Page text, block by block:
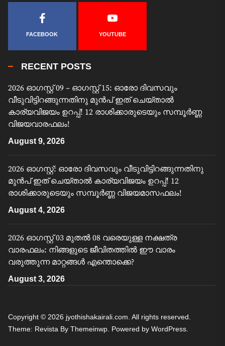
FACEBOOK YOUTUBE
RECENT POSTS
2026 ഓഗസ്റ്റ് 09 – ഓഗസ്റ്റ് 15: ഓരോ ദിവസവും
വീടുവിട്ടിറങ്ങുന്നതിനു മുൻപ് ഇത് ചെയ്താൽ
കാര്യവിജയം ഉറപ്പ്! 12 രാശിക്കാരുടെയും സമ്പൂർണ്ണ
വിജയവാരഫലം!
August 9, 2026
2026 ഓഗസ്റ്റ്: ഓരോ ദിവസവും വീടുവിട്ടിറങ്ങുന്നതിനു
മുൻപ് ഇത് ചെയ്താൽ കാര്യവിജയം ഉറപ്പ്! 12
രാശിക്കാരുടെയും സമ്പൂർണ്ണ വിജയമാസഫലം!
August 4, 2026
2026 ഓഗസ്റ്റ് 03 മുതൽ 08 വരെയുള്ള നക്ഷത്ര
വാരഫലം: നിങ്ങളുടെ ജീവിതത്തിൽ ഈ വാരം
വരുത്തുന്ന മാറ്റങ്ങൾ എന്തൊക്കെ?
August 3, 2026
Copyright © 2026 jyothishakairali.com. All rights reserved.
Theme: Revista By Themeinwp. Powered by WordPress.